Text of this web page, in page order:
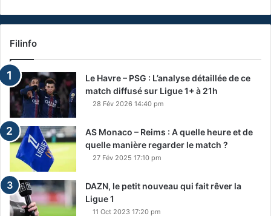
Filinfo
Le Havre – PSG : L’analyse détaillée de ce
match diffusé sur Ligue 1+ à 21h
28 Fév 2026 14:40 pm
AS Monaco – Reims : A quelle heure et de
quelle manière regarder le match ?
27 Fév 2025 17:10 pm
DAZN, le petit nouveau qui fait rêver la
Ligue 1
11 Oct 2023 17:20 pm